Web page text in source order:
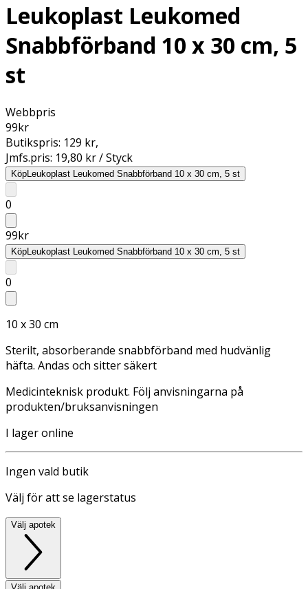
Leukoplast Leukomed
Snabbförband 10 x 30 cm, 5
st
Webbpris
99kr
Butikspris: 129 kr,
Jmfs.pris: 19,80 kr / Styck
KöpLeukoplast Leukomed Snabbförband 10 x 30 cm, 5 st
0
99kr
KöpLeukoplast Leukomed Snabbförband 10 x 30 cm, 5 st
0
10 x 30 cm
Sterilt, absorberande snabbförband med hudvänlig
häfta. Andas och sitter säkert
Medicinteknisk produkt. Följ anvisningarna på
produkten/bruksanvisningen
I lager online
Ingen vald butik
Välj för att se lagerstatus
Välj apotek